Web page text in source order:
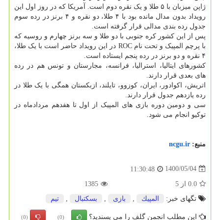
ژاپن میزبان با ۵ طلا و یک نقره دوم است. آمریکا که در روز اول این
رویداد بدون مدال مانده بود با ۴ طلا، دو نقره و ۴ برنز در رده سوم
جدول رده بندی مدالی قرار گرفته است.
پس از این کشور کره جنوبی با دو طلا و سه برنز چهارم و روسیه که
با پرچم المپیک و تحت نام ROC در این رویداد حاضر است با یک طلا،
۴ نقره و دو برنز در رده پنجم ایستاده است.
کشورهای ایتالیا، استرالیا، فرانسه، مجارستان و تونس هم در رده
های بعدی قرار دارند.
اتریش، اکوادور، ایران، کوزوو، تایلند، ازبکستان همگی با یک طلا در
رده یازدهم جدول قرار دارند.
سی و دومین دوره بازی های المپیک از اول تا هفدهم مردادماه در
توکیو انجام می شود.
منبع: ncgu.ir
1400/05/04
11:30:48
0.0 از 5
1385
تگهای خبر:
المپیك بازی بسكتبال تیم
این مطلب انجمن گلف را می پسندید؟ (0)
(0)